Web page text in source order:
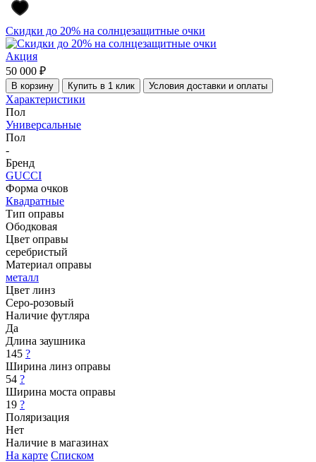
Скидки до 20% на солнцезащитные очки
Акция
50 000 ₽
В корзину Купить в 1 клик Условия доставки и оплаты
Характеристики
Пол
Универсальные
Пол
-
Бренд
GUCCI
Форма очков
Квадратные
Тип оправы
Ободковая
Цвет оправы
серебристый
Материал оправы
металл
Цвет линз
Серо-розовый
Наличие футляра
Да
Длина заушника
145 ?
Ширина линз оправы
54 ?
Ширина моста оправы
19 ?
Поляризация
Нет
Наличие в магазинах
На карте Списком